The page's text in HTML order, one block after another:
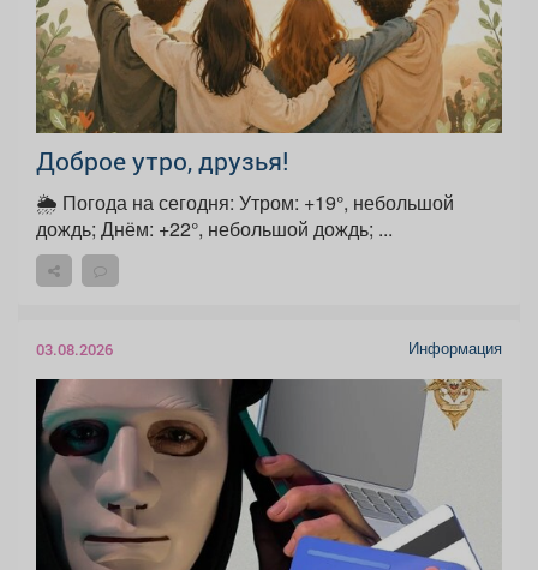
Доброе утро, друзья!
🌦 Погода на сегодня: Утром: +19°, небольшой
дождь; Днём: +22°, небольшой дождь; ...
03.08.2026 Информация